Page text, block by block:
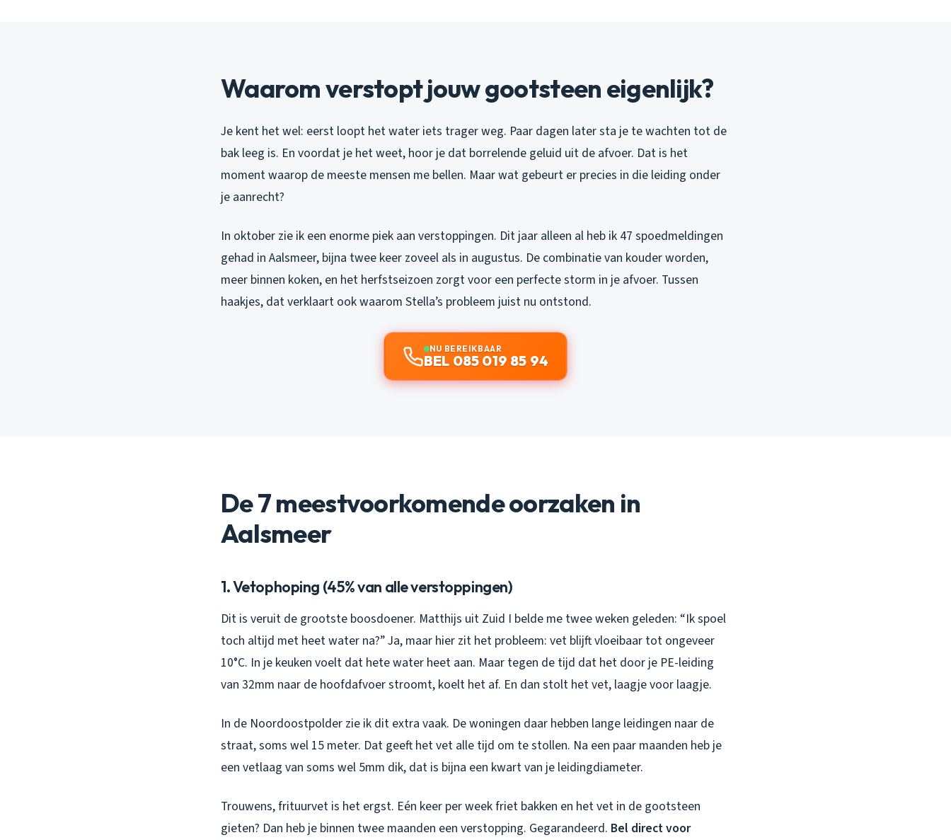
Waarom verstopt jouw gootsteen eigenlijk?
Je kent het wel: eerst loopt het water iets trager weg. Paar dagen later sta je te wachten tot de
bak leeg is. En voordat je het weet, hoor je dat borrelende geluid uit de afvoer. Dat is het
moment waarop de meeste mensen me bellen. Maar wat gebeurt er precies in die leiding onder
je aanrecht?
In oktober zie ik een enorme piek aan verstoppingen. Dit jaar alleen al heb ik 47 spoedmeldingen
gehad in Aalsmeer, bijna twee keer zoveel als in augustus. De combinatie van kouder worden,
meer binnen koken, en het herfstseizoen zorgt voor een perfecte storm in je afvoer. Tussen
haakjes, dat verklaart ook waarom Stella’s probleem juist nu ontstond.
NU BEREIKBAAR
BEL 085 019 85 94
De 7 meestvoorkomende oorzaken in
Aalsmeer
1. Vetophoping (45% van alle verstoppingen)
Dit is veruit de grootste boosdoener. Matthijs uit Zuid I belde me twee weken geleden: “Ik spoel
toch altijd met heet water na?” Ja, maar hier zit het probleem: vet blijft vloeibaar tot ongeveer
10°C. In je keuken voelt dat hete water heet aan. Maar tegen de tijd dat het door je PE-leiding
van 32mm naar de hoofdafvoer stroomt, koelt het af. En dan stolt het vet, laagje voor laagje.
In de Noordoostpolder zie ik dit extra vaak. De woningen daar hebben lange leidingen naar de
straat, soms wel 15 meter. Dat geeft het vet alle tijd om te stollen. Na een paar maanden heb je
een vetlaag van soms wel 5mm dik, dat is bijna een kwart van je leidingdiameter.
Trouwens, frituurvet is het ergst. Eén keer per week friet bakken en het vet in de gootsteen
gieten? Dan heb je binnen twee maanden een verstopping. Gegarandeerd. Bel direct voor